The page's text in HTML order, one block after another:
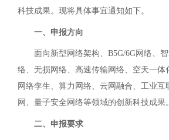
科技成果。现将具体事宜通知如下。
一、申报方向
面向新型网络架构、 B5G/6G网络、
络、无损网络、高速传输网络、空天一体
网络孪生、算力网络、云网融合、工业互
网、量子安全网络等领域的创新科技成果。
二、申报要求